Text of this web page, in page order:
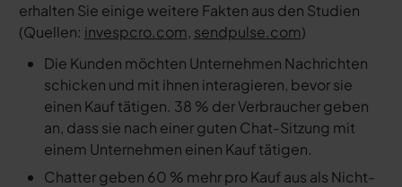
erhalten Sie einige weitere Fakten aus den Studien
(Quellen: invespcro.com, sendpulse.com)
Die Kunden möchten Unternehmen Nachrichten
schicken und mit ihnen interagieren, bevor sie
einen Kauf tätigen. 38 % der Verbraucher geben
an, dass sie nach einer guten Chat-Sitzung mit
einem Unternehmen einen Kauf tätigen.
Chatter geben 60 % mehr pro Kauf aus als Nicht-